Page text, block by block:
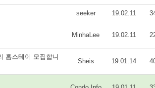
seeker 19.02.11
MinhaLee 19.02.11
홈스테이 모집합니
Sheis 19.01.14